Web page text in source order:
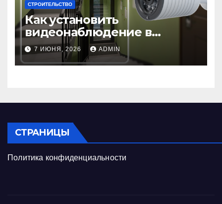
СТРОИТЕЛЬСТВО
Как установить
видеонаблюдение в
подъезде: пошаговая
инструкция и советы
7 ИЮНЯ, 2026 ADMIN
СТРАНИЦЫ
Политика конфиденциальности